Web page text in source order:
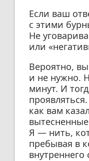
Если ваш
с этими
Не
или
Вероятно,
и не нужно.
минут. И
как вам
Я — нить,
пребывая в
внутреннего